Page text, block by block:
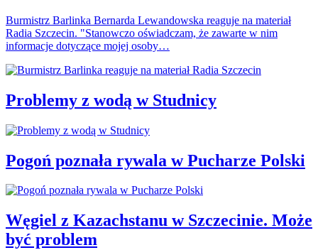
Burmistrz Barlinka Bernarda Lewandowska reaguje na materiał
Radia Szczecin. "Stanowczo oświadczam, że zawarte w nim
informacje dotyczące mojej osoby…
Problemy z wodą w Studnicy
Pogoń poznała rywala w Pucharze Polski
Węgiel z Kazachstanu w Szczecinie. Może
być problem